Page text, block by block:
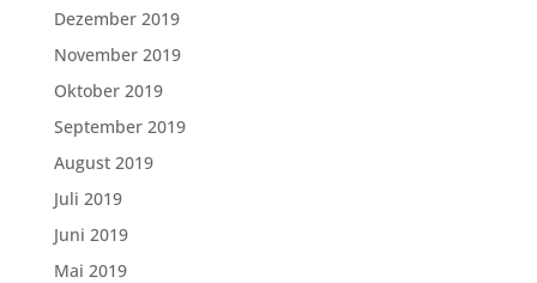
Dezember 2019
November 2019
Oktober 2019
September 2019
August 2019
Juli 2019
Juni 2019
Mai 2019